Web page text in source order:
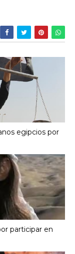
egipcios por
participar en